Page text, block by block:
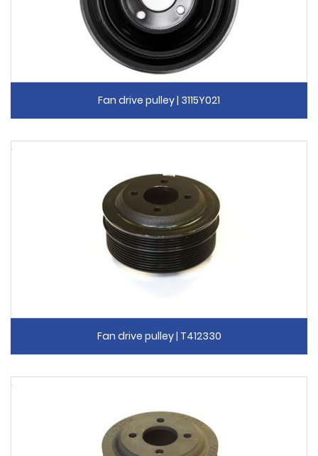
Fan drive pulley | 3115Y021
Fan drive pulley | T412330